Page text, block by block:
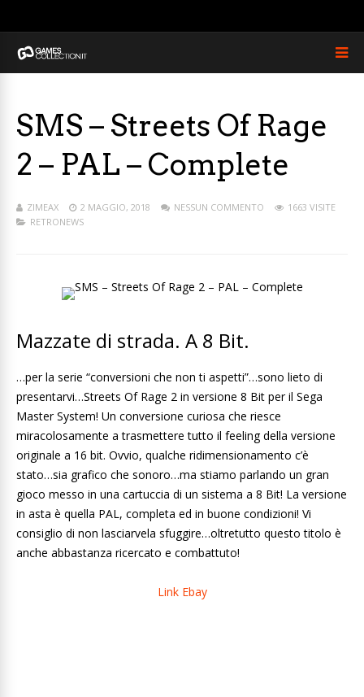
SMS – Streets Of Rage
2 – PAL – Complete
ZIMEAX 2 MAGGIO, 2018 NESSUN COMMENTO
1663 VISITE
RETRONEWS
Mazzate di strada. A 8 Bit.
…per la serie “conversioni che non ti aspetti”…sono lieto di
presentarvi…Streets Of Rage 2 in versione 8 Bit per il Sega
Master System! Un conversione curiosa che riesce
miracolosamente a trasmettere tutto il feeling della versione
originale a 16 bit. Ovvio, qualche ridimensionamento c’è
stato…sia grafico che sonoro…ma stiamo parlando un gran
gioco messo in una cartuccia di un sistema a 8 Bit! La versione
in asta è quella PAL, completa ed in buone condizioni! Vi
consiglio di non lasciarvela sfuggire…oltretutto questo titolo è
anche abbastanza ricercato e combattuto!
Link Ebay